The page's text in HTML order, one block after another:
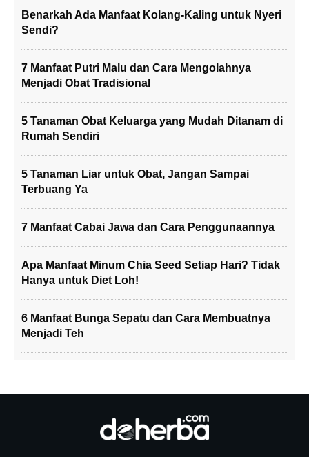
Benarkah Ada Manfaat Kolang-Kaling untuk Nyeri
Sendi?
7 Manfaat Putri Malu dan Cara Mengolahnya
Menjadi Obat Tradisional
5 Tanaman Obat Keluarga yang Mudah Ditanam di
Rumah Sendiri
5 Tanaman Liar untuk Obat, Jangan Sampai
Terbuang Ya
7 Manfaat Cabai Jawa dan Cara Penggunaannya
Apa Manfaat Minum Chia Seed Setiap Hari? Tidak
Hanya untuk Diet Loh!
6 Manfaat Bunga Sepatu dan Cara Membuatnya
Menjadi Teh